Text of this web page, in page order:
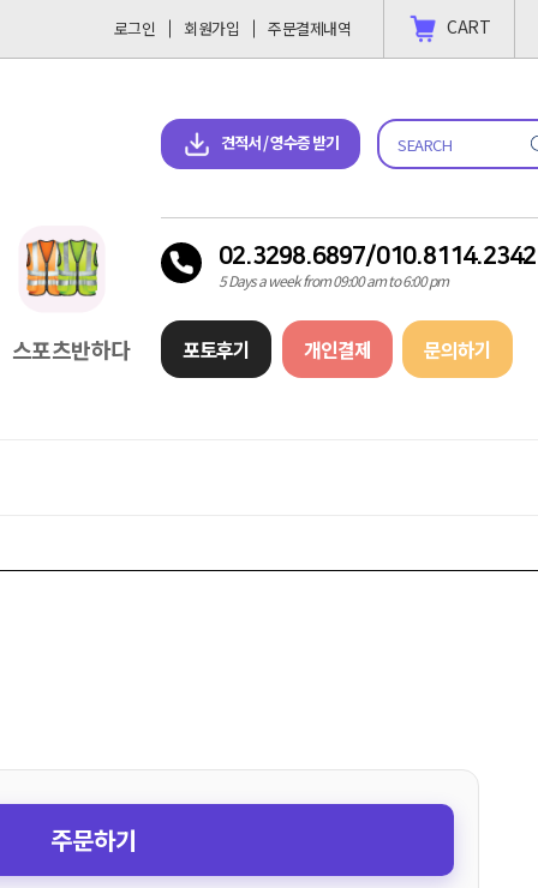
CART
로그인 회원가입 주문결제내역
견적서 / 영수증 받기
02.3298.6897/010.8114.2342
5 Days a week from 09:00 am to 6:00 pm
포토후기 개인결제 문의하기
하고싶을땐? 견적서 & 영수증 다운로드
스포츠반하다
주문하기